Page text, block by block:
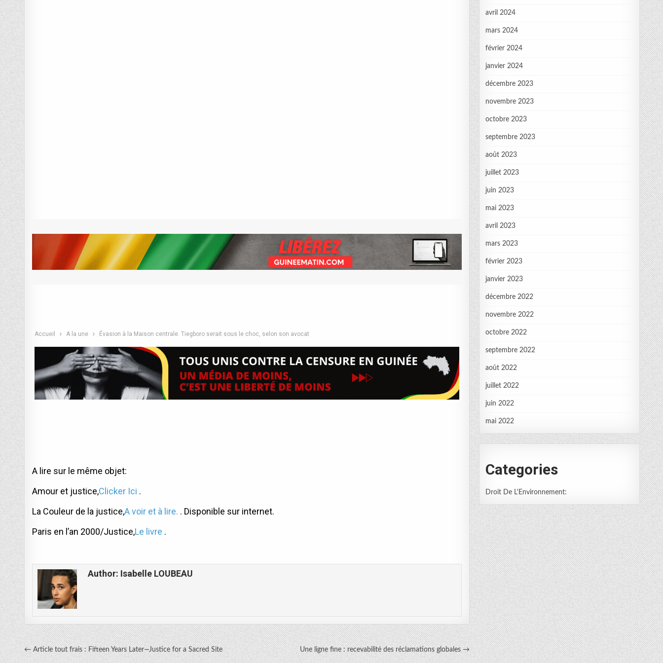
Accueil A la une Évasion à la Maison centrale. Tiegboro serait sous le choc, selon son avocat
A lire sur le même objet:
Amour et justice,Clicker Ici .
La Couleur de la justice,A voir et à lire. . Disponible sur internet.
Paris en l’an 2000/Justice,Le livre .
Author: Isabelle LOUBEAU
Navigation
← Article tout frais : Fifteen Years Later—Justice for a Sacred Site Une ligne fine : recevabilité des réclamations globales →
avril 2024
mars 2024
février 2024
janvier 2024
décembre 2023
novembre 2023
octobre 2023
septembre 2023
août 2023
juillet 2023
juin 2023
mai 2023
avril 2023
mars 2023
février 2023
janvier 2023
décembre 2022
novembre 2022
octobre 2022
septembre 2022
août 2022
juillet 2022
juin 2022
mai 2022
Categories
Droit De L'Environnement: